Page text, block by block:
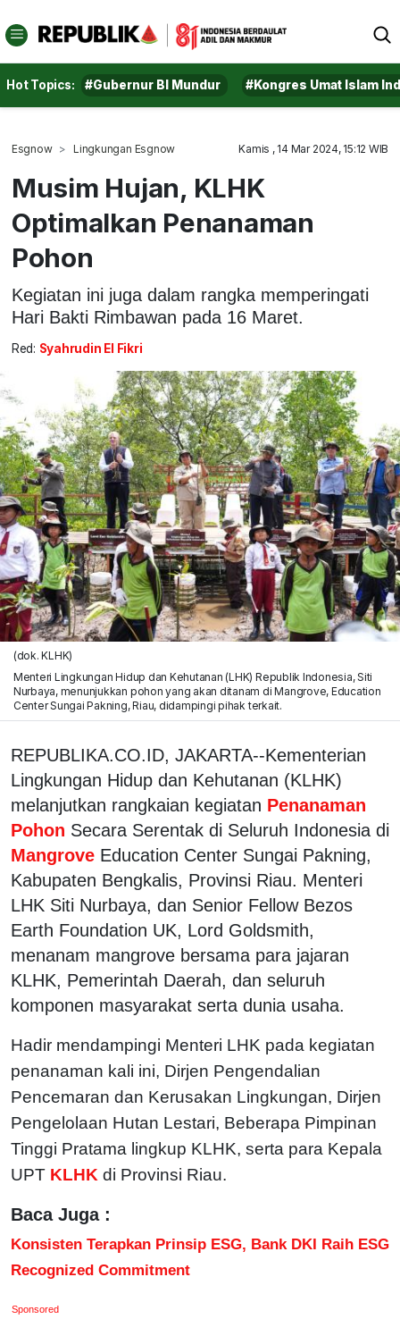
Hot Topics: #Gubernur BI Mundur #Kongres Umat Islam
Esgnow Lingkungan Esgnow Kamis , 14 Mar 2024, 15:12 WIB
Musim Hujan, KLHK
Optimalkan Penanaman
Pohon
Kegiatan ini juga dalam rangka memperingati
Hari Bakti Rimbawan pada 16 Maret.
Red: Syahrudin El Fikri
(dok. KLHK)
Menteri Lingkungan Hidup dan Kehutanan (LHK) Republik Indonesia, Siti
Nurbaya, menunjukkan pohon yang akan ditanam di Mangrove, Education
Center Sungai Pakning, Riau, didampingi pihak terkait.
REPUBLIKA.CO.ID, JAKARTA--Kementerian
Lingkungan Hidup dan Kehutanan (KLHK)
melanjutkan rangkaian kegiatan Penanaman
Pohon Secara Serentak di Seluruh Indonesia di
Mangrove Education Center Sungai Pakning,
Kabupaten Bengkalis, Provinsi Riau. Menteri
LHK Siti Nurbaya, dan Senior Fellow Bezos
Earth Foundation UK, Lord Goldsmith,
menanam mangrove bersama para jajaran
KLHK, Pemerintah Daerah, dan seluruh
komponen masyarakat serta dunia usaha.
Hadir mendampingi Menteri LHK pada kegiatan
penanaman kali ini, Dirjen Pengendalian
Pencemaran dan Kerusakan Lingkungan, Dirjen
Pengelolaan Hutan Lestari, Beberapa Pimpinan
Tinggi Pratama lingkup KLHK, serta para Kepala
UPT KLHK di Provinsi Riau.
Baca Juga :
Konsisten Terapkan Prinsip ESG, Bank DKI Raih ESG
Recognized Commitment
Sponsored